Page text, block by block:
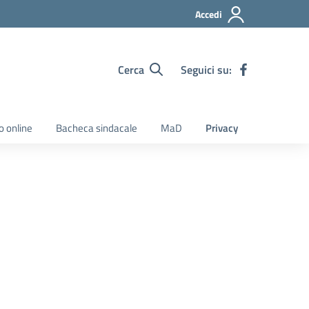
Accedi
Cerca Seguici su:
online Bacheca sindacale MaD Privacy